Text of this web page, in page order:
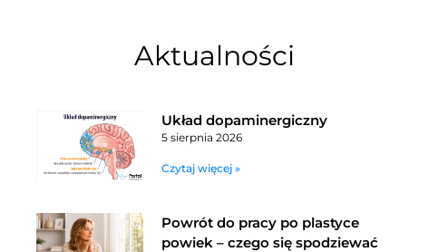
Aktualności
Układ dopaminergiczny
5 sierpnia 2026
Czytaj więcej »
Powrót do pracy po plastyce
powiek – czego się spodziewać